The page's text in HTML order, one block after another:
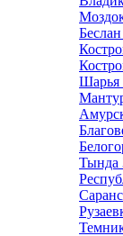
Беслан
Шарья
Тында